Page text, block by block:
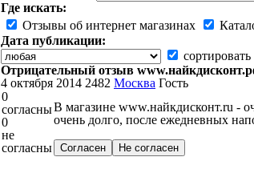
Где искать:
Отзывы об интернет магазинах
Дата публикации:
Отрицательный отзыв
4 октября 2014 2482 Москва Гость
0
согласны
0
не
согласны
В магазине www.найкдисконт.ru -
очень долго, после ежедневных